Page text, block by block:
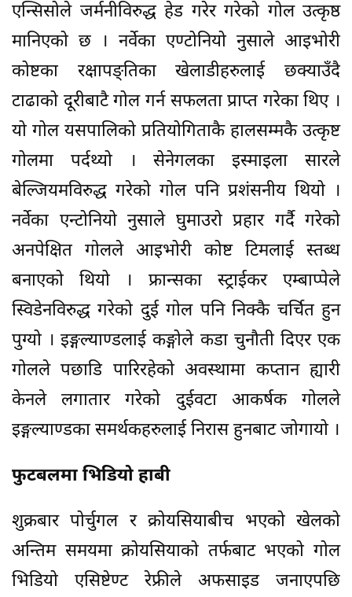
एन्सिसोले जर्मनीविरुद्ध हेड गरेर गरेको गोल उत्कृष्ठ
मानिएको छ । नर्वेका एण्टोनियो नुसाले आइभोरी
कोष्टका रक्षापङ्तिका खेलाडीहरुलाई छक्याउँदै
टाढाको दूरीबाटै गोल गर्न सफलता प्राप्त गरेका थिए ।
यो गोल यसपालिको प्रतियोगिताकै हालसम्मकै उत्कृष्ट
गोलमा पर्दथ्यो । सेनेगलका इस्माइला सारले
बेल्जियमविरुद्ध गरेको गोल पनि प्रशंसनीय थियो ।
नर्वेका एन्टोनियो नुसाले घुमाउरो प्रहार गर्दै गरेको
अनपेक्षित गोलले आइभोरी कोष्ट टिमलाई स्तब्ध
बनाएको थियो । फ्रान्सका स्ट्राईकर एम्बाप्पेले
स्विडेनविरुद्ध गरेको दुई गोल पनि निक्कै चर्चित हुन
पुग्यो । इङ्गल्याण्डलाई कङ्गोले कडा चुनौती दिएर एक
गोलले पछाडि पारिरहेको अवस्थामा कप्तान ह्यारी
केनले लगातार गरेको दुईवटा आकर्षक गोलले
इङ्गल्याण्डका समर्थकहरुलाई निरास हुनबाट जोगायो ।
फुटबलमा भिडियो हाबी
शुक्रबार पोर्चुगल र क्रोयसियाबीच भएको खेलको
अन्तिम समयमा क्रोयसियाको तर्फबाट भएको गोल
भिडियो एसिष्टेण्ट रेफ्रीले अफसाइड जनाएपछि